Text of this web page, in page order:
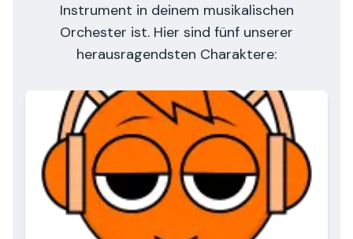
Instrument in deinem musikalischen
Orchester ist. Hier sind fünf unserer
herausragendsten Charaktere: